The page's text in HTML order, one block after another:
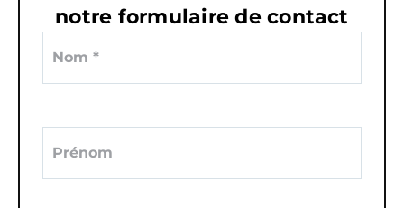
notre formulaire de contact